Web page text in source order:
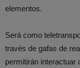
elementos.
Será como
través de gafas de
permitirán interactuar